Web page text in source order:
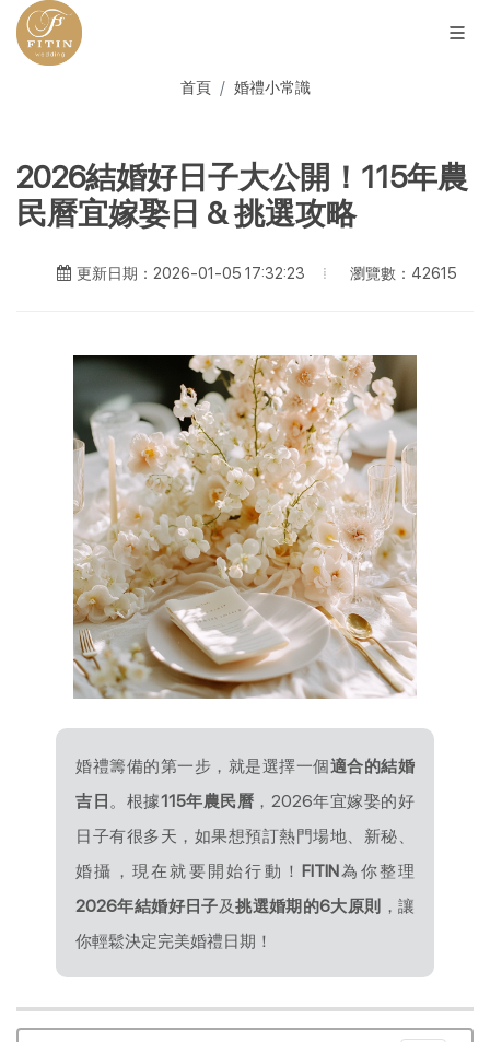
首頁 婚禮小常識
2026結婚好日子大公開！115年農
民曆宜嫁娶日 & 挑選攻略
更新日期：2026-01-05 17:32:23 瀏覽數：42615
婚禮籌備的第一步，就是選擇一個適合的結婚
吉日 。根據115年農民曆 ，2026年宜嫁娶的好
日子有很多天，如果想預訂熱門場地、新秘、
婚攝，現在就要開始行動！ FITIN為你整理
2026年結婚好日子及挑選婚期的6大原則 ，讓
你輕鬆決定完美婚禮日期！